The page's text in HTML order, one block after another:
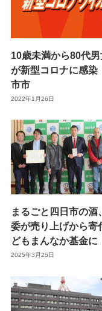
10歳未満から80代男
が新型コロナに感
市市
2022年1月26日
まるごと四日市の酒
委が売り上げから寄
どもまんなか基金に
2025年3月25日